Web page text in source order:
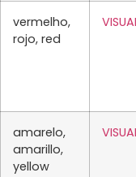
vermelho,
rojo, red
amarelo,
amarillo,
yellow